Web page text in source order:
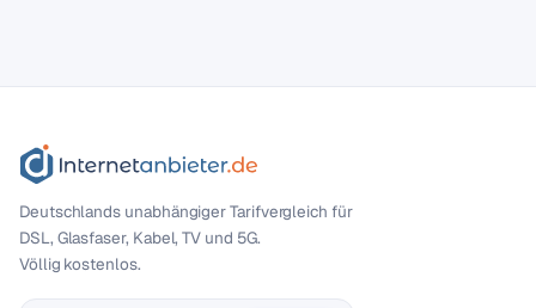
Deutschlands unabhängiger Tarif­vergleich für
DSL, Glasfaser, Kabel, TV und 5G.
Völlig kostenlos.